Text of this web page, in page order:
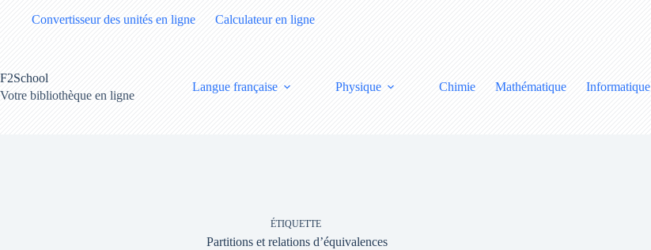
Convertisseur des unités en ligne Calculateur en ligne
F2School
Votre bibliothèque en ligne
Langue française Physique Chimie Mathématique Informatique
ÉTIQUETTE
Partitions et relations d’équivalences